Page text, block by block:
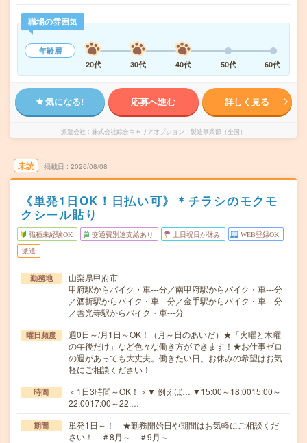
職場の雰囲気
年齢層
20代
30代 40代 50代 60代
気になる! 応募へ進む 詳しく見る
派遣会社 株式会社綜合キャリアオプション 製造事業部（全国）
未読 掲載日 2026/08/08
《単発1日OK！日払い可》＊チラシのモクモ
クシール貼り
職種未経験OK 交通費別途支給あり 土日祝日が休み WEB登録OK
派遣
勤務地
山梨県甲府市
甲府駅からバイク・車---分／南甲府駅からバイク・車---分
／酒折駅からバイク・車---分／金手駅からバイク・車---分
／善光寺駅からバイク・車---分
曜日頻度
週0日～/月1日～OK！（月～日のあいだ）★「火曜と木曜
の午後だけ」など色々な働き方ができます！★お仕事ゼロ
の週があっても大丈夫。働きたい日、お休みの希望はお気
軽にご相談ください！
時間
＜1日3時間～OK！＞▼ 例えば… ▼15:00～18:0015:00～
22:0017:00～22:…
期間
単発1日～！ ★勤務開始日や期間はお気軽にご相談くだ
さい！ ＃8月～ ＃9月～